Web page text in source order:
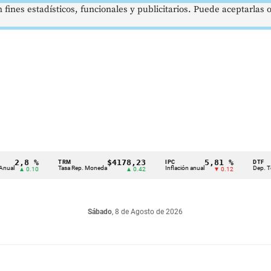
%
0.10
TRM
Tasa Rep. Moneda
$4178,23
▲ 0.42
IPC
Inflación anual
5,81 %
▼ 0.12
DTF
Dep. Término
Sábado, 8 de Agosto de 2026
estadísticos, funcionales y publicitarios. Puede aceptarlas